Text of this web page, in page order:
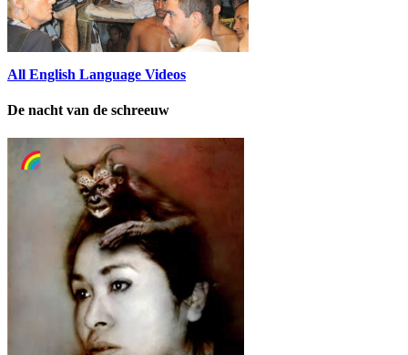
All English Language Videos
De nacht van de schreeuw